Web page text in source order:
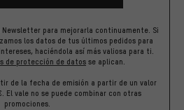
Newsletter para mejorarla continuamente. Si
los datos de tus últimos pedidos para
haciéndola así más valiosa para ti.
de protección de datos se aplican.
de la fecha de emisión a partir de un valor
El vale no se puede combinar con otras
promociones.